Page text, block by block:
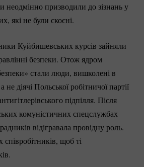
неодмінно призводили до зізнань у
які не були скоєні.
Куйбишевських курсів зайняли
безпеки. Отож ядром
стали люди, вишколені в
діячі Польської робітничої партії
підпілля. Після
комуністичних спецслужбах
відігравала провідну роль.
щоб ті